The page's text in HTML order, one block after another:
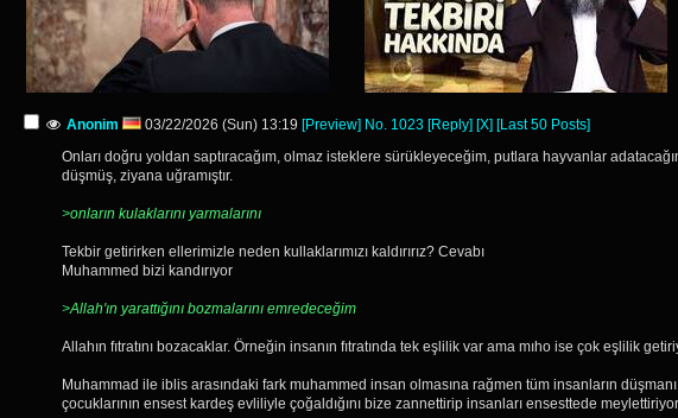
Anonim 03/22/2026 (Sun) 13:19 [Preview] No. 1023 [Reply] [X] [Last 50 Posts]
Onları doğru yoldan saptıracağım, olmaz isteklere sürükleyeceğim, putlara hayvanlar
düşmüş, ziyana uğramıştır.
>onların kulaklarını yarmalarını
Tekbir getirirken ellerimizle neden kullaklarımızı kaldırırız? Cevabı
Muhammed bizi kandırıyor
>Allah'ın yarattığını bozmalarını emredeceğim
Allahın fıtratını bozacaklar. Örneğin insanın fıtratında tek eşlilik var ama mıho ise çok eşlilik
Muhammad ile iblis arasındaki fark muhammed insan olmasına rağmen tüm insanların
çocuklarının ensest kardeş evliliyle çoğaldığını bize zannettirip insanları ensesttede